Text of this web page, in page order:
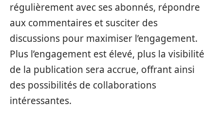
régulièrement avec ses abonnés, répondre
aux commentaires et susciter des
discussions pour maximiser l’engagement.
Plus l’engagement est élevé, plus la visibilité
de la publication sera accrue, offrant ainsi
des possibilités de collaborations
intéressantes.